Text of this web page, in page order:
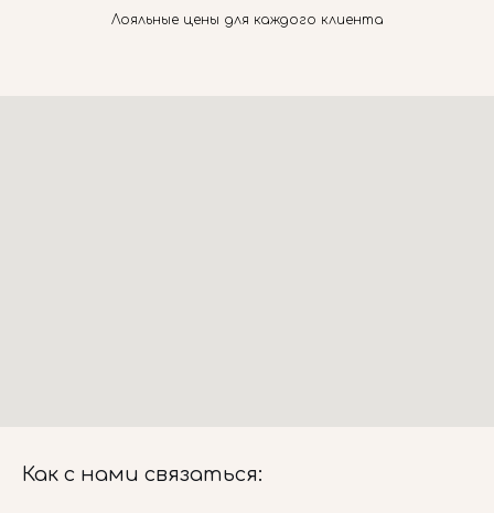
Лояльные цены для каждого клиента
Как с нами связаться: